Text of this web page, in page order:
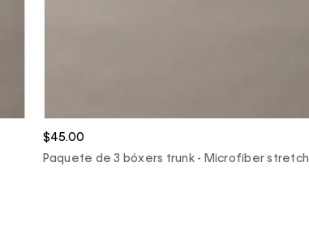
$45.00
Paquete de 3 bóxers trunk - Microfiber stretch